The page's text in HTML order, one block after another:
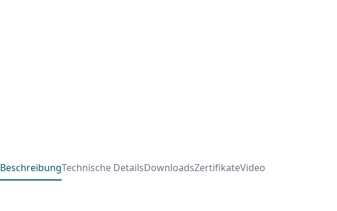
BeschreibungTechnische DetailsDownloadsZertifikateVideo